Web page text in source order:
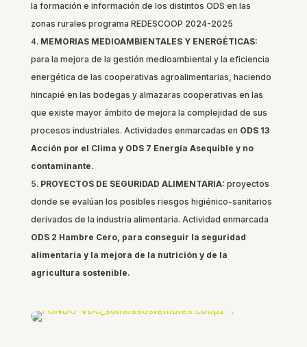
la formación e información de los distintos ODS en las
zonas rurales programa REDESCOOP 2024-2025​
MEMORIAS MEDIOAMBIENTALES Y ENERGÉTICAS:
para la mejora de la gestión medioambiental y la eficiencia
energética de las cooperativas agroalimentarias, haciendo
hincapié en las bodegas y almazaras cooperativas en las
que existe mayor ámbito de mejora la complejidad de sus
procesos industriales. Actividades enmarcadas en ODS 13
Acción por el Clima y ODS 7 Energía Asequible y no
contaminante.
PROYECTOS DE SEGURIDAD ALIMENTARIA: proyectos
donde se evalúan los posibles riesgos higiénico-sanitarios
derivados de la industria alimentaria. Actividad enmarcada
ODS 2 Hambre Cero, para conseguir la seguridad
alimentaria y la mejora de la nutrición y de la
agricultura sostenible.